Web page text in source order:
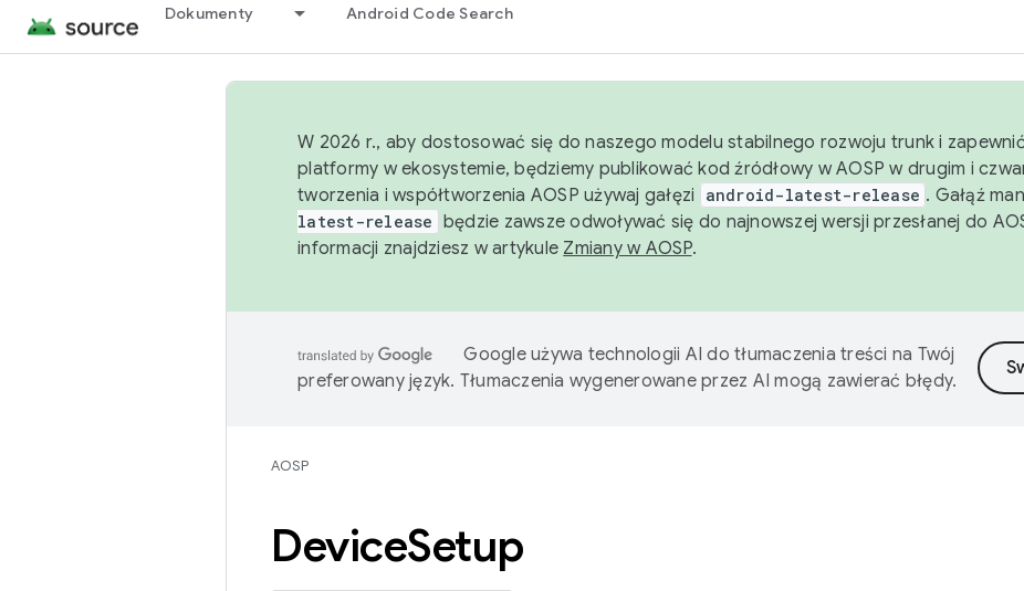
Dokumenty Android Code Search
W 2026 r., aby dostosować się do naszego modelu stabilnego rozwoju trunk i
platformy w ekosystemie, będziemy publikować kod źródłowy w AOSP w drugim i
tworzenia i współtworzenia AOSP używaj gałęzi
android-latest-release . Gałąź
latest-release będzie zawsze odwoływać się do najnowszej wersji przesłanej do
informacji znajdziesz w artykule Zmiany w AOSP.
Google używa technologii AI do tłumaczenia treści na Twój
preferowany język. Tłumaczenia wygenerowane przez AI mogą zawierać błędy.
AOSP
DeviceSetup